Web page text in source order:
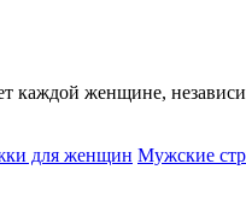
каждой женщине,
для женщин Мужские